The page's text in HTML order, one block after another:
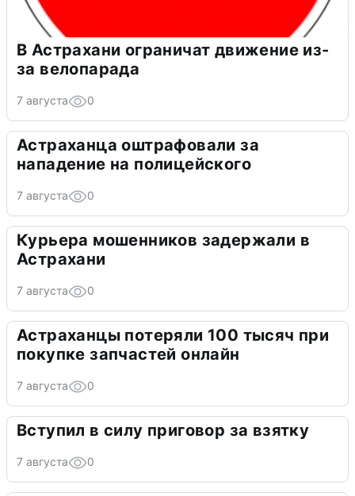
В Астрахани ограничат движение из-
за велопарада
7 августа 0
Астраханца оштрафовали за
нападение на полицейского
7 августа 0
Курьера мошенников задержали в
Астрахани
7 августа 0
Астраханцы потеряли 100 тысяч при
покупке запчастей онлайн
7 августа 0
Вступил в силу приговор за взятку
7 августа 0